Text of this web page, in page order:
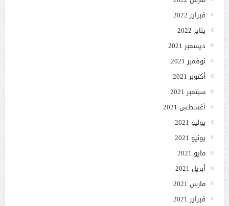
فبراير 2022
يناير 2022
ديسمبر 2021
نوفمبر 2021
أكتوبر 2021
سبتمبر 2021
أغسطس 2021
يوليو 2021
يونيو 2021
مايو 2021
أبريل 2021
مارس 2021
فبراير 2021